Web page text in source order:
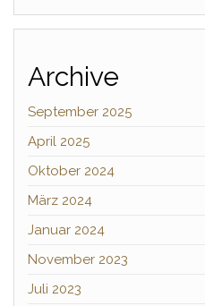
Archive
September 2025
April 2025
Oktober 2024
März 2024
Januar 2024
November 2023
Juli 2023